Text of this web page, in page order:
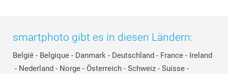
smartphoto gibt es in diesen Ländern:
België - Belgique - Danmark - Deutschland - France - Ireland
- Nederland - Norge - Österreich - Schweiz - Suisse -